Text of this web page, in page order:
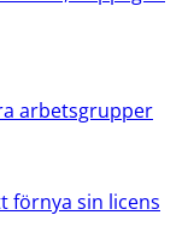
arbetsgrupper
förnya sin licens